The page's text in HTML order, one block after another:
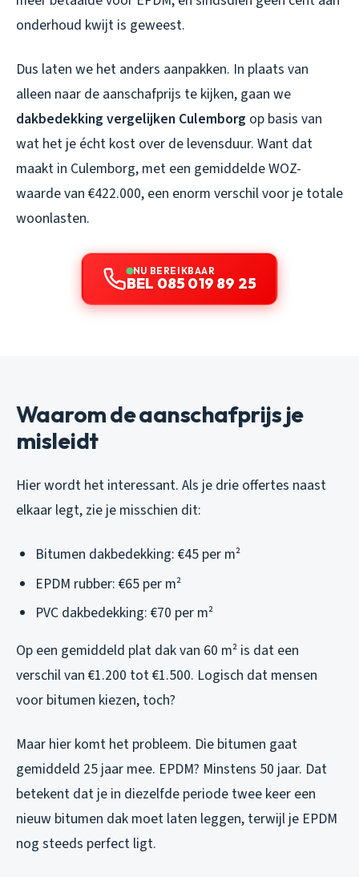
onderhoud kwijt is geweest.
Dus laten we het anders aanpakken. In plaats van
alleen naar de aanschafprijs te kijken, gaan we
dakbedekking vergelijken Culemborg op basis van
wat het je écht kost over de levensduur. Want dat
maakt in Culemborg, met een gemiddelde WOZ-
waarde van €422.000, een enorm verschil voor je totale
woonlasten.
NU BEREIKBAAR
BEL 085 019 89 25
Waarom de aanschafprijs je
misleidt
Hier wordt het interessant. Als je drie offertes naast
elkaar legt, zie je misschien dit:
Bitumen dakbedekking: €45 per m²
EPDM rubber: €65 per m²
PVC dakbedekking: €70 per m²
Op een gemiddeld plat dak van 60 m² is dat een
verschil van €1.200 tot €1.500. Logisch dat mensen
voor bitumen kiezen, toch?
Maar hier komt het probleem. Die bitumen gaat
gemiddeld 25 jaar mee. EPDM? Minstens 50 jaar. Dat
betekent dat je in diezelfde periode twee keer een
nieuw bitumen dak moet laten leggen, terwijl je EPDM
nog steeds perfect ligt.